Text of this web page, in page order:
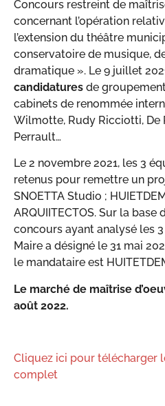
Concours restreint de
concernant l’opération
l’extension du théâtre
conservatoire de musique,
dramatique ». Le 9 juillet
candidatures de
cabinets de renommée
Wilmotte, Rudy Ricciotti, De
Perrault…
Le 2 novembre 2021, les 3
retenus pour remettre un
SNOETTA Studio ;
ARQUIITECTOS. Sur la base
concours ayant analysé les 3
Maire a désigné le 31 mai
le mandataire est
Le marché de maîtrise
août 2022.
Cliquez ici pour télécharger
complet